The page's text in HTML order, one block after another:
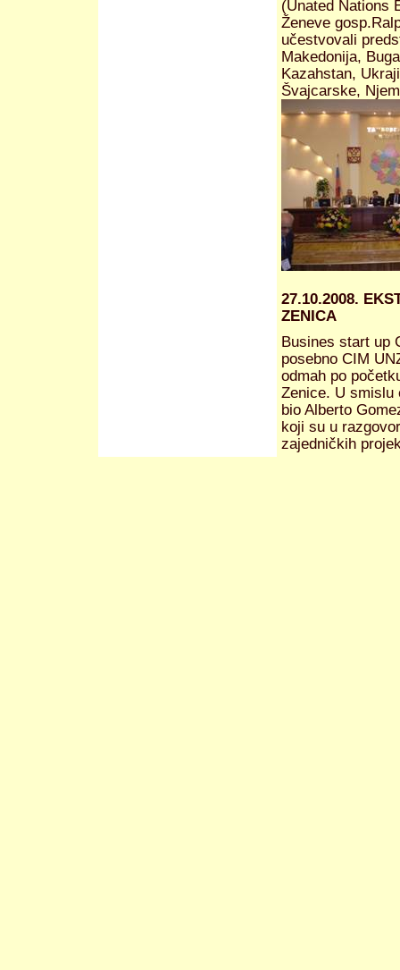
(Unated Nations
Ženeve
učestvovali
Makedonija,
Kazahstan,
Švajcarske,
27.10.2008.
ZENICA
Busines start up
posebno CIM
odmah po
Zenice. U smislu
bio Alberto
koji su u
zajedničkih